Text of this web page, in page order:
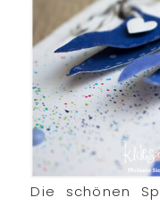
Die schönen